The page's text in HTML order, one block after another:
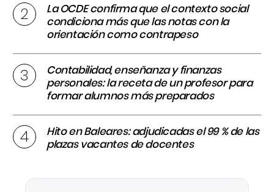
La OCDE confirma que el contexto social
condiciona más que las notas con la
orientación como contrapeso
Contabilidad, enseñanza y finanzas
personales: la receta de un profesor para
formar alumnos más preparados
Hito en Baleares: adjudicadas el 99 % de las
plazas vacantes de docentes